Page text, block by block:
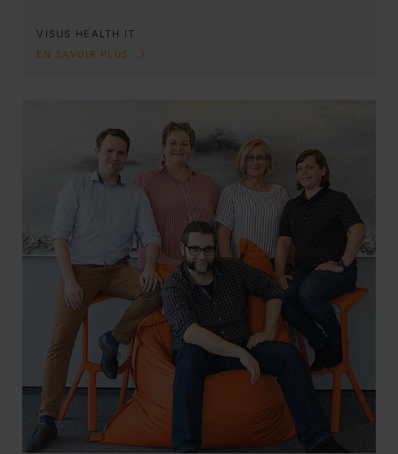
VISUS HEALTH IT
EN SAVOIR PLUS